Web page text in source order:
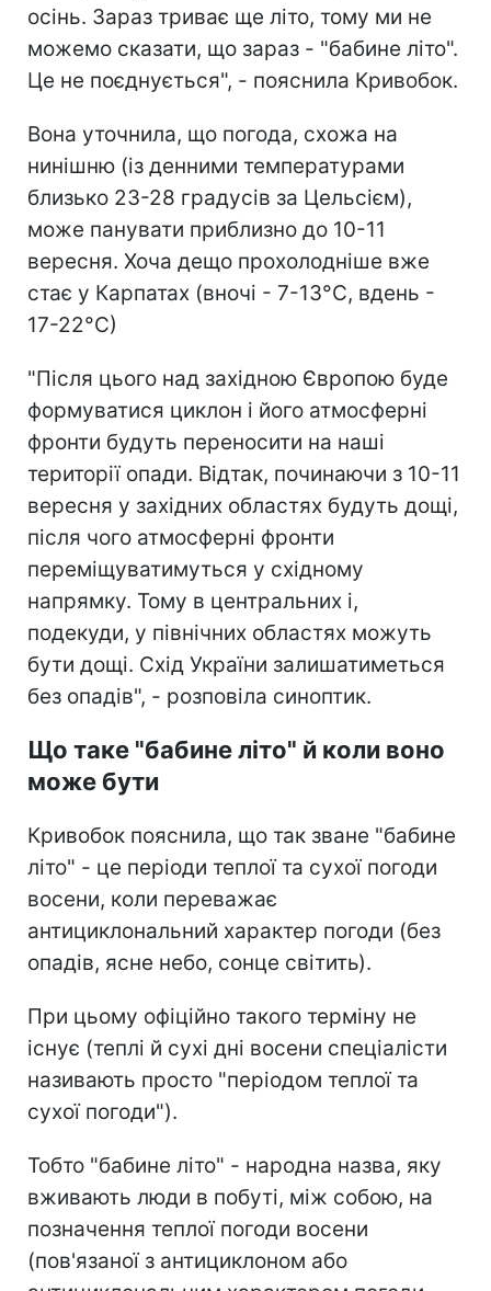
осінь. Зараз триває ще літо, тому ми не
можемо сказати, що зараз - "бабине літо".
Це не поєднується", - пояснила Кривобок.
Вона уточнила, що погода, схожа на
нинішню (із денними температурами
близько 23-28 градусів за Цельсієм),
може панувати приблизно до 10-11
вересня. Хоча дещо прохолодніше вже
стає у Карпатах (вночі - 7-13°С, вдень -
17-22°С)
"Після цього над західною Європою буде
формуватися циклон і його атмосферні
фронти будуть переносити на наші
території опади. Відтак, починаючи з 10-11
вересня у західних областях будуть дощі,
після чого атмосферні фронти
переміщуватимуться у східному
напрямку. Тому в центральних і,
подекуди, у північних областях можуть
бути дощі. Схід України залишатиметься
без опадів", - розповіла синоптик.
Що таке "бабине літо" й коли воно
може бути
Кривобок пояснила, що так зване "бабине
літо" - це періоди теплої та сухої погоди
восени, коли переважає
антициклональний характер погоди (без
опадів, ясне небо, сонце світить).
При цьому офіційно такого терміну не
існує (теплі й сухі дні восени спеціалісти
називають просто "періодом теплої та
сухої погоди").
Тобто "бабине літо" - народна назва, яку
вживають люди в побуті, між собою, на
позначення теплої погоди восени
(пов'язаної з антициклоном або